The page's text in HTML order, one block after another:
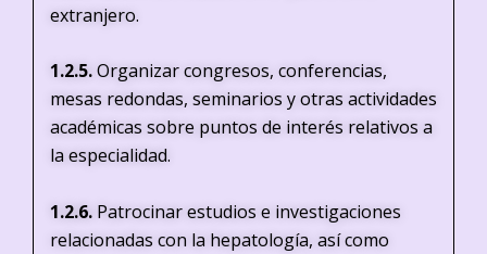
extranjero.
1.2.5.Organizar congresos, conferencias,
mesas redondas, seminarios y otras actividades
académicas sobre puntos de interés relativos a
la especialidad.
1.2.6. Patrocinar estudios e investigaciones
relacionadas con la hepatología, así como